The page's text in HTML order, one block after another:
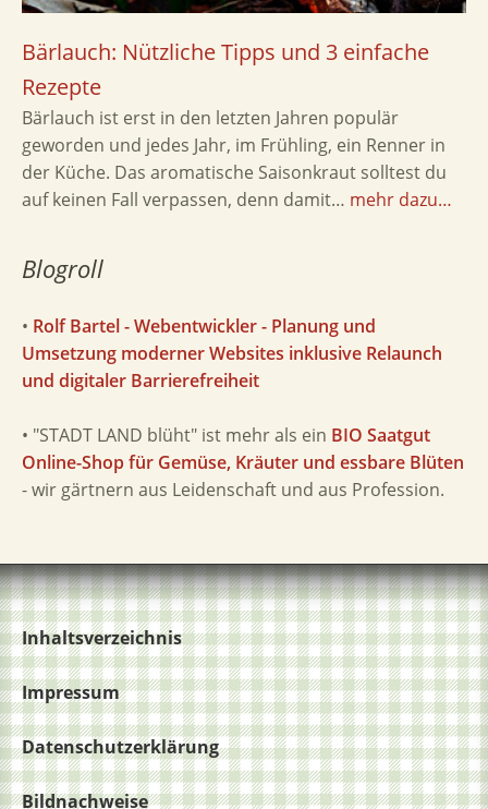
Bärlauch: Nützliche Tipps und 3 einfache
Rezepte
Bärlauch ist erst in den letzten Jahren populär
geworden und jedes Jahr, im Frühling, ein Renner in
der Küche. Das aromatische Saisonkraut solltest du
auf keinen Fall verpassen, denn damit… mehr dazu…
Blogroll
• Rolf Bartel - Webentwickler - Planung und
Umsetzung moderner Websites inklusive Relaunch
und digitaler Barrierefreiheit
• "STADT LAND blüht" ist mehr als ein BIO Saatgut
Online-Shop für Gemüse, Kräuter und essbare Blüten
- wir gärtnern aus Leidenschaft und aus Profession.
Inhaltsverzeichnis
Impressum
Datenschutzerklärung
Bildnachweise